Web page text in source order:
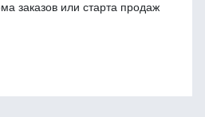
заказов или старта продаж